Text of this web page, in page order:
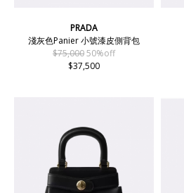
PRADA
淺灰色Panier 小號漆皮側背包
$75,00050%off
$37,500